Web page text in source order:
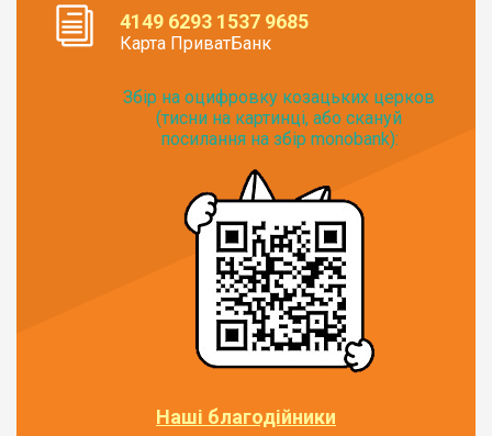
4149 6293 1537 9685
Карта ПриватБанк
Збір на оцифровку козацьких церков
(тисни на картинці, або скануй
посилання на збір monobank):
Наші благодійники